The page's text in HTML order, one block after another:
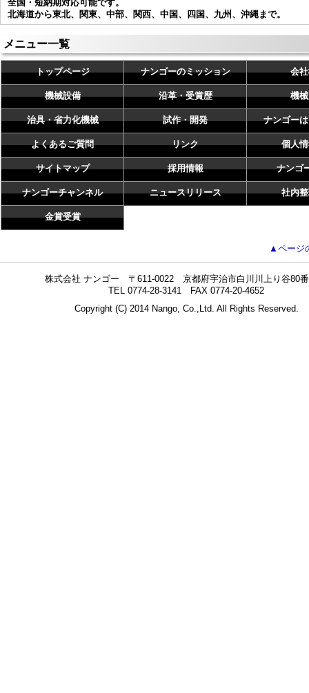
全国・短納期対応可能です。
北海道から東北、関東、中部、関西、中国、四国、九州、沖縄まで。
メニュー一覧
トップページ ナンゴーのミッション 会
機械設備 沿革・受賞歴 機
治具・省力化機械 試作・開発 ナンゴー
よくあるご質問 リンク 個人
サイトマップ 採用情報 ナンゴ
ナンゴーチャンネル ニュースリリース 社内
金賞受賞
▲ページ
株式会社 ナンゴー 〒611-0022 京都府宇治市白川川上り谷80
TEL 0774-28-3141 FAX 0774-20-4652
Copyright (C) 2014 Nango, Co.,Ltd. All Rights Reserved.